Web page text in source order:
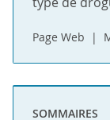
Page Web
SOMMAIRES